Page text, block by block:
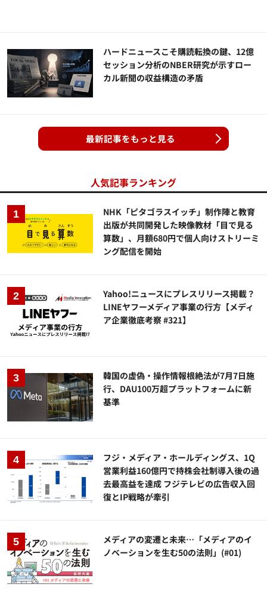
ハードニュースこそ購読転換の鍵、12億
セッション分析のNBER研究が示すロー
カル新聞の収益構造の矛盾
最新記事をもっと見る
人気記事ランキング
NHK「ピタゴラスイッチ」制作陣と教育
出版が共同開発した映像教材「目で見る
算数」、月額680円で個人向けストリーミ
ング配信を開始
Yahoo!ニュースにプレスリリース掲載？
LINEヤフーメディア事業の行方【メディ
ア企業徹底考察 #321】
韓国の虚偽・操作情報根絶法が7月7日施
行、DAU100万超プラットフォームに新
基準
フジ・メディア・ホールディングス、1Q
営業利益160億円で持株会社制導入後の過
去最高益を達成 フジテレビの広告収入回
復とIP戦略が牽引
メディアの変遷と未来…「メディアのイ
ノベーションを生む50の法則」(#01)